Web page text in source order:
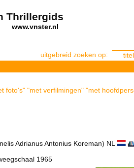
Thrillergids
www.vnster.nl
uitgebreid zoeken op: titel
foto's" "met verfilmingen" "met
Adrianus Antonius Koreman) NL
1965